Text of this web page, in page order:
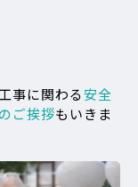
事に関わる安全
ご挨拶もいきま